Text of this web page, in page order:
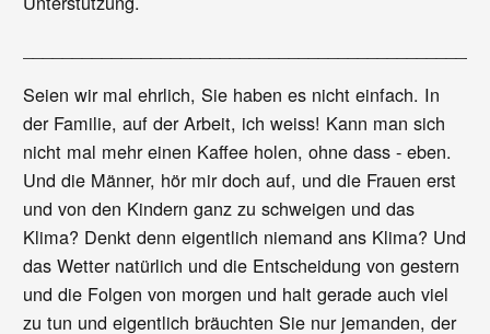
Seien wir mal ehrlich, Sie haben es nicht einfach. In
der Familie, auf der Arbeit, ich weiss! Kann man sich
nicht mal mehr einen Kaffee holen, ohne dass - eben.
Und die Männer, hör mir doch auf, und die Frauen erst
und von den Kindern ganz zu schweigen und das
Klima? Denkt denn eigentlich niemand ans Klima? Und
das Wetter natürlich und die Entscheidung von gestern
und die Folgen von morgen und halt gerade auch viel
zu tun und eigentlich bräuchten Sie nur jemanden, der